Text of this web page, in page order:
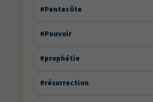
#Pentecôte
#Pouvoir
#prophétie
#résurrection